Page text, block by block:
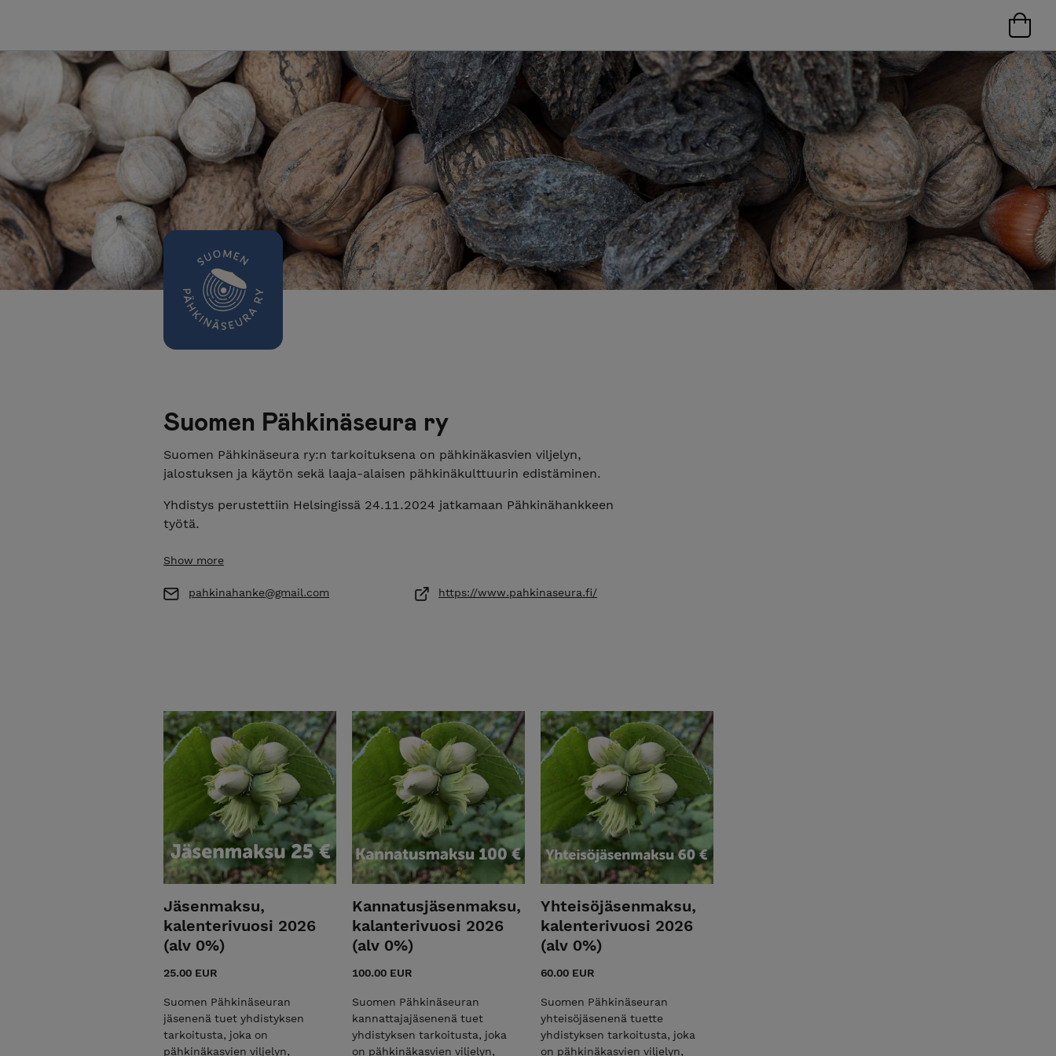
Suomen Pähkinäseura ry
Suomen Pähkinäseura ry:n tarkoituksena on pähkinäkasvien viljelyn,
jalostuksen ja käytön sekä laaja-alaisen pähkinäkulttuurin edistäminen.
Yhdistys perustettiin Helsingissä 24.11.2024 jatkamaan Pähkinähankkeen
työtä.
The Finnish Nut Tree Society promotes nut growing and nut culture in
Show more
pahkinahanke@gmail.com https://www.pahkinaseura.fi/
Jäsenmaksu,
kalenterivuosi 2026
(alv 0%)
25.00 EUR
Suomen Pähkinäseuran
jäsenenä tuet yhdistyksen
tarkoitusta, joka on
pähkinäkasvien viljelyn,
Kannatusjäsenmaksu,
kalanterivuosi 2026
(alv 0%)
100.00 EUR
Suomen Pähkinäseuran
kannattajajäsenenä tuet
yhdistyksen tarkoitusta, joka
on pähkinäkasvien viljelyn,
Yhteisöjäsenmaksu,
kalenterivuosi 2026
(alv 0%)
60.00 EUR
Suomen Pähkinäseuran
yhteisöjäsenenä tuette
yhdistyksen tarkoitusta, joka
on pähkinäkasvien viljelyn,